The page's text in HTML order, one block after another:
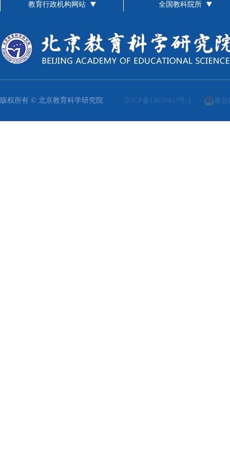
教育行政机构网站 全国教科院所
版权所有 © 北京教育科学研究院 京ICP备14058432号-2 京公